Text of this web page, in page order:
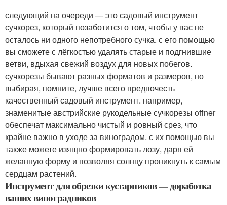
следующий на очереди — это садовый инструмент
сучкорез, который позаботится о том, чтобы у вас не
осталось ни одного непотребного сучка. с его помощью
вы сможете с лёгкостью удалять старые и подгнившие
ветви, вдыхая свежий воздух для новых побегов.
сучкорезы бывают разных форматов и размеров, но
выбирая, помните, лучше всего предпочесть
качественный садовый инструмент. например,
знаменитые австрийские рукодельные сучкорезы offner
обеспечат максимально чистый и ровный срез, что
крайне важно в уходе за виноградом. с их помощью вы
также можете изящно формировать лозу, даря ей
желанную форму и позволяя солнцу проникнуть к самым
сердцам растений.
Инструмент для обрезки кустарников — доработка
ваших виноградников